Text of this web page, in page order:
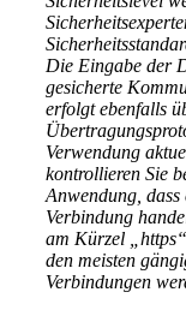
Die Eingabe der
gesicherte
erfolgt ebenfalls
Verwendung
kontrollieren Sie
Anwendung,
Verbindung
am Kürzel
den meisten
Verbindungen